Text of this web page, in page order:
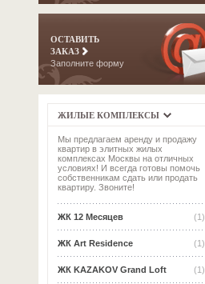
ОСТАВИТЬ
ЗАКАЗ
Заполните форму
ЖИЛЫЕ КОМПЛЕКСЫ
Мы предлагаем аренду и продажу
квартир в элитных жилых
комплексах Москвы на отличных
условиях! И всегда готовы помочь
собственникам сдать или продать
квартиру. Звоните!
(1)
ЖК 12 Месяцев
(1)
ЖК Art Residence
(1)
ЖК KAZAKOV Grand Loft